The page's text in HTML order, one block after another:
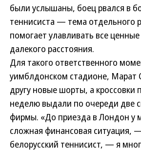
были услышаны, боец рвался в
теннисиста — тема отдельного
помогает улавливать все
далекого расстояния.
Для такого ответственного
уимблдонском стадионе,
другу новые шорты, а кроссовки
неделю выдали по очереди две
фирмы. «До приезда в Лондон у
сложная финансовая ситуация,
белорусский теннисист, — я